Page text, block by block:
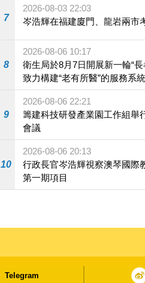
7
2026-08-03 22:03
岑浩輝在福建廈門、龍岩兩市
8
2026-08-06 10:17
衛生局於8月7日開展新一輪“
致力構建“老有所醫”的服務系統
9
2026-08-06 22:21
籌建科技研發產業園工作組舉
會議
10
2026-08-06 20:13
行政長官岑浩輝視察澳琴國際
第一期項目
Telegram